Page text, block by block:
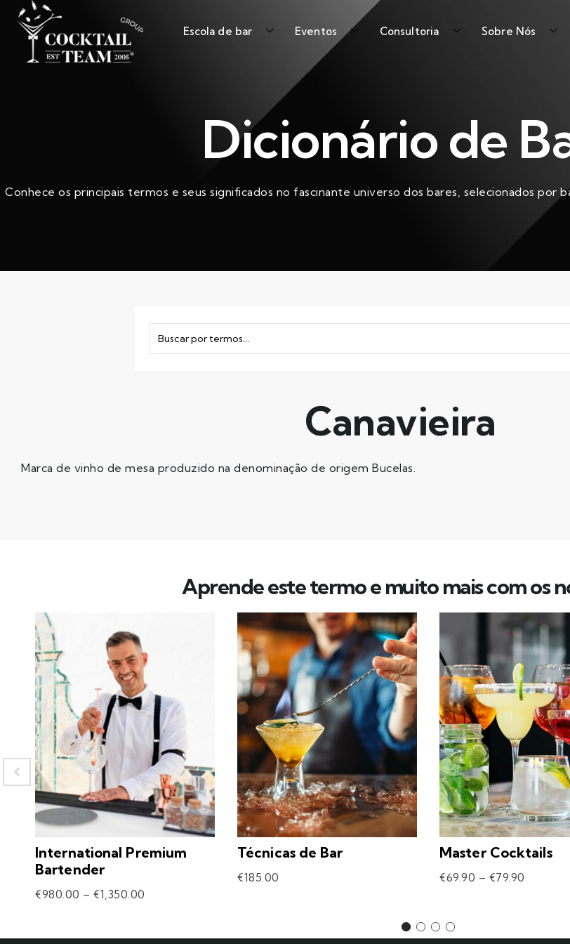
Escola de bar Eventos Consultoria Sobre Nós
Dicionário de
Conhece os principais termos e seus significados no fascinante universo dos bares, selecionados por
Canavieira
Marca de vinho de mesa produzido na denominação de origem Bucelas.
Aprende este termo e muito mais com os
International Premium
Bartender
€980.00 – €1,350.00
Técnicas de Bar
€185.00
Master Cocktails
€69.90 – €79.90